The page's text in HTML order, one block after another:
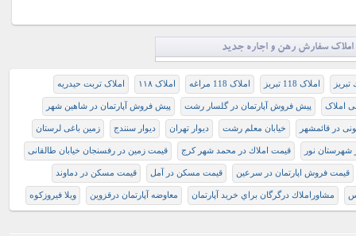
املاک سفارش رهن و اجاره جدید
تبريز املاک 118 تبریز املاک 118 مراغه املاک ۱۱۸ املاک تربت حيدريه
املاک پيش فروش آپارتمان در گلسار رشت پیش فروش آپارتمان در شاهین شهر
در قائمشهر خیابان معلم رشت دیوار تهران دیوار سنندج زمین باغی لرستان
نور قيمت املاك در محمد شهر كرج قيمت زمين در رفسنجان خیابان طالقانی
قیمت فروش اپارتمان در سرعین قیمت مسکن در آمل قیمت مسکن در دماوند
مشاوراملاك درگرگان براي خريد آپارتمان معاوضه آپارتمان درقزوین ویلا فیروزکوه